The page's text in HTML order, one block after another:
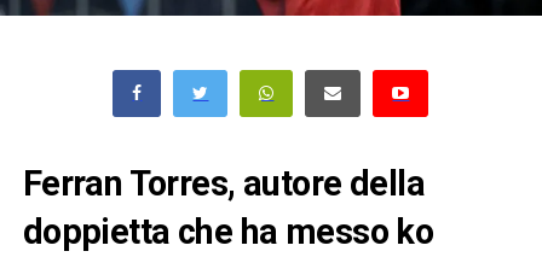
Ferran Torres, autore della
doppietta che ha messo ko